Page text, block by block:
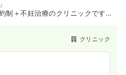
制＋不妊治療のクリニックです＾
クリニック